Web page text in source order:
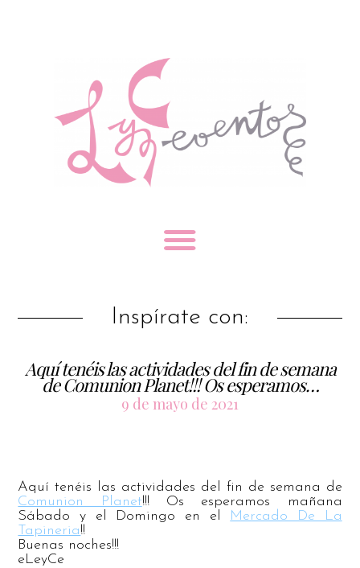
Inspírate con:
Aquí tenéis las actividades del fin de semana
de Comunion Planet!!! Os esperamos…
9 de mayo de 2021
Aquí tenéis las actividades del fin de semana de
Comunion Planet!!! Os esperamos mañana
Sábado y el Domingo en el Mercado De La
Tapineria!!
Buenas noches!!!
eLeyCe